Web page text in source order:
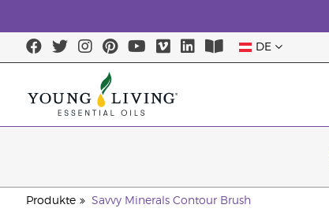
DE
Produkte Savvy Minerals Contour Brush